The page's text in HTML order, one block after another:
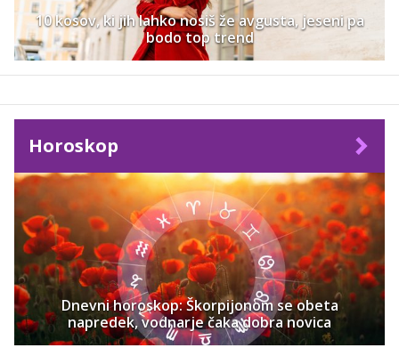
10 kosov, ki jih lahko nosiš že avgusta, jeseni pa
bodo top trend
Horoskop
Dnevni horoskop: Škorpijonom se obeta
napredek, vodnarje čaka dobra novica